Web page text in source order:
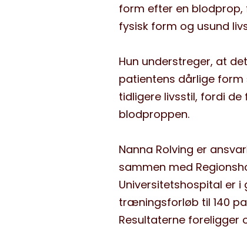
form efter en blodprop,
fysisk form og usund
Hun understreger, at
patientens dårlige form
tidligere livsstil, fordi
blodproppen.
Nanna Rolving er
sammen med
Universitetshospital er
træningsforløb til 140
Resultaterne foreligger